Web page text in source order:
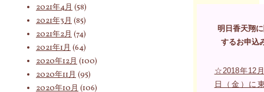
明日香天翔
するお申込
☆2018年12
日（金）に
2021年4月 (58)
2021年3月 (85)
2021年2月 (74)
2021年1月 (64)
2020年12月 (100)
2020年11月 (95)
2020年10月 (106)